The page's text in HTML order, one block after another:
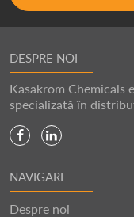
DESPRE NOI
Kasakrom Chemicals
specializată în
NAVIGARE
Despre noi